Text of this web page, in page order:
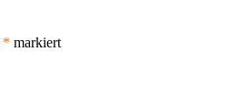
* markiert